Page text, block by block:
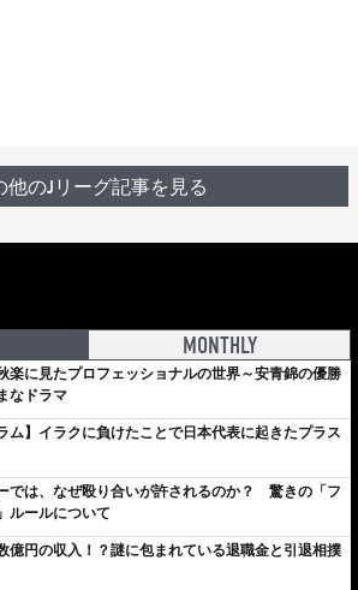
他のJリーグ記事を見る
MONTHLY
楽に見たプロフェッショナルの世界～安青錦の優勝
なドラマ
ム】イラクに負けたことで日本代表に起きたプラス
では、なぜ殴り合いが許されるのか？ 驚きの「フ
ルールについて
億円の収入！？謎に包まれている退職金と引退相撲